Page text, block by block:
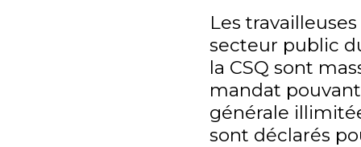
Les
secteur public
la CSQ sont
mandat
générale
sont déclarés